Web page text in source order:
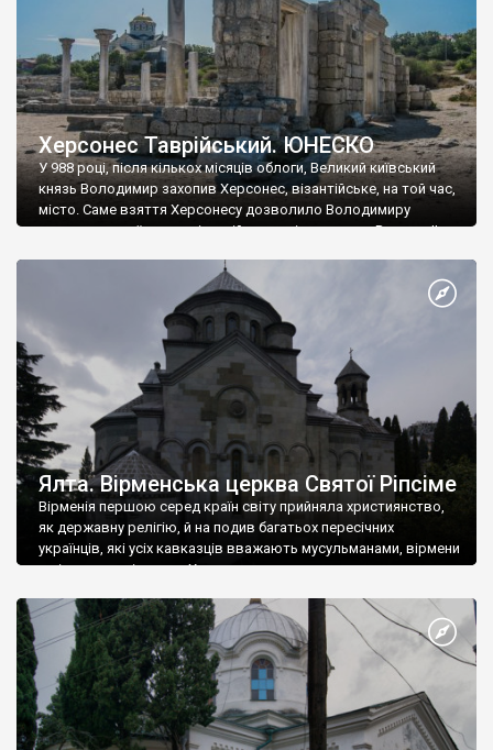
Херсонес Таврійський. ЮНЕСКО
У 988 році, після кількох місяців облоги, Великий київський
князь Володимир захопив Херсонес, візантійське, на той час,
місто. Саме взяття Херсонесу дозволило Володимиру
диктувати свої умови візантійському імператору Василю ІІ, та
Херсонесі Володимир-язичник, став Василем-християнином.
А потім було Хрещення Русі. На честь Херсонесу Таврійського
Ялта. Вірменська церква Святої Ріпсіме
Вірменія першою серед країн світу прийняла християнство,
як державну релігію, й на подив багатьох пересічних
українців, які усіх кавказців вважають мусульманами, вірмени
є відданими вірянами Христа